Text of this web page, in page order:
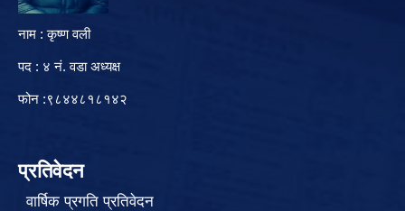
नाम : कृष्ण वली
पद : ४ नं. वडा अध्यक्ष
फोन :९८४४८१८१४२
प्रतिवेदन
वार्षिक प्रगति प्रतिवेदन